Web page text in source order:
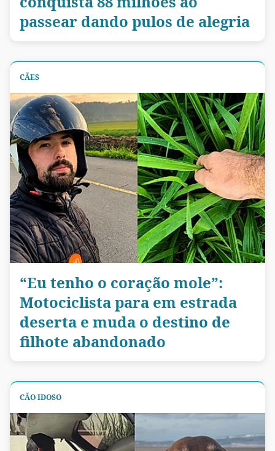
passear dando pulos de alegria
CÃES
“Eu tenho o coração mole”:
Motociclista para em estrada
deserta e muda o destino de
filhote abandonado
CÃO IDOSO